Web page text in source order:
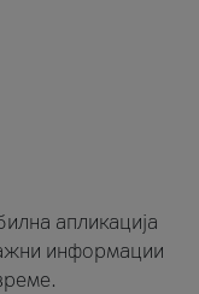
апликација
информации